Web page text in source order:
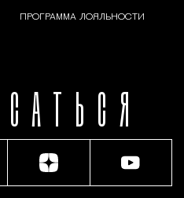
ПРОГРАММА ЛОЯЛЬНОСТИ